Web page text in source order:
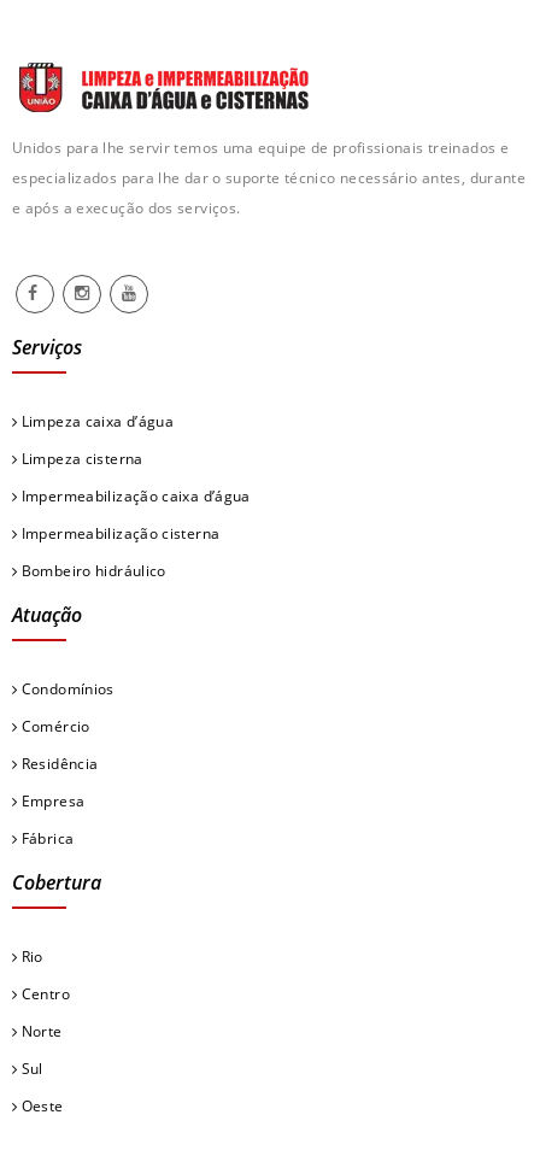
Unidos para lhe servir temos uma equipe de profissionais treinados e
especializados para lhe dar o suporte técnico necessário antes, durante
e após a execução dos serviços.
Serviços
Limpeza caixa d’água
Limpeza cisterna
Impermeabilização caixa d’água
Impermeabilização cisterna
Bombeiro hidráulico
Atuação
Condomínios
Comércio
Residência
Empresa
Fábrica
Cobertura
Rio
Centro
Norte
Sul
Oeste